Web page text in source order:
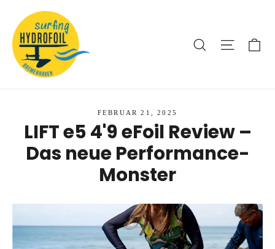
zum
Inhalt
Suche
FEBRUAR 21, 2025
LIFT e5 4'9 eFoil Review –
Das neue Performance-
Monster